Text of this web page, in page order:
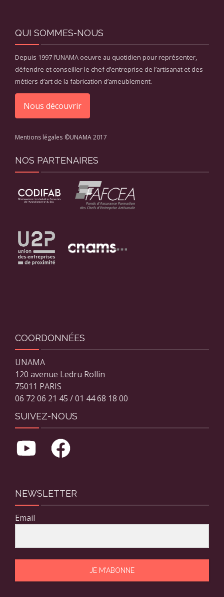
QUI SOMMES-NOUS
Depuis 1997 l’UNAMA oeuvre au quotidien pour représenter,
défendre et conseiller le chef d’entreprise de l’artisanat et des
métiers d’art de la fabrication d’ameublement.
Nous découvrir
Mentions légales ©UNAMA 2017
NOS PARTENAIRES
COORDONNÉES
UNAMA
120 avenue Ledru Rollin
75011 PARIS
06 72 06 21 45 / 01 44 68 18 00
SUIVEZ-NOUS
NEWSLETTER
Email
JE M'ABONNE